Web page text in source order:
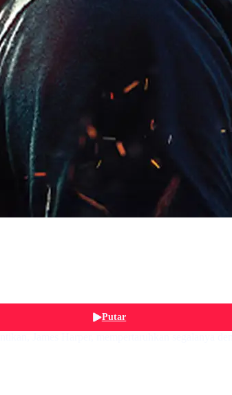
Putar